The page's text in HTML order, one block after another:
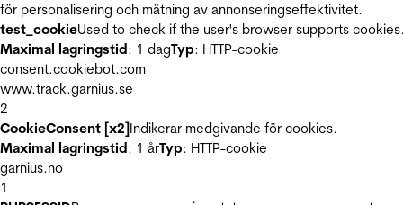
för personalisering och mätning av annonseringseffektivitet.
test_cookieUsed to check if the user's browser supports
Maximal lagringstid: 1 dagTyp: HTTP-cookie
consent.cookiebot.com
www.track.garnius.se
2
CookieConsent [x2]Indikerar medgivande för cookies.
Maximal lagringstid: 1 årTyp: HTTP-cookie
garnius.no
1